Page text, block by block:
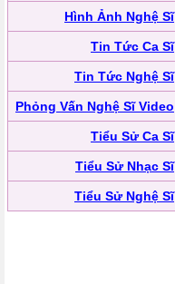
Hình Ảnh Nghệ Sĩ
Tin Tức Ca Sĩ
Tin Tức Nghệ Sĩ
Phỏng Vấn Nghệ Sĩ Video
Tiểu Sử Ca Sĩ
Tiểu Sử Nhạc Sĩ
Tiểu Sử Nghệ Sĩ